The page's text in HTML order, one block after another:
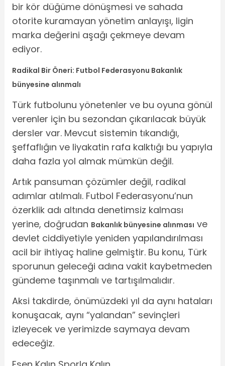
bir kör düğüme dönüşmesi ve sahada
otorite kuramayan yönetim anlayışı, ligin
marka değerini aşağı çekmeye devam
ediyor.
Radikal Bir Öneri: Futbol Federasyonu Bakanlık
bünyesine alınmalı
Türk futbolunu yönetenler ve bu oyuna gönül
verenler için bu sezondan çıkarılacak büyük
dersler var. Mevcut sistemin tıkandığı,
şeffaflığın ve liyakatin rafa kalktığı bu yapıyla
daha fazla yol almak mümkün değil.
Artık pansuman çözümler değil, radikal
adımlar atılmalı. Futbol Federasyonu’nun
özerklik adı altında denetimsiz kalması
yerine, doğrudan Bakanlık bünyesine alınması ve
devlet ciddiyetiyle yeniden yapılandırılması
acil bir ihtiyaç haline gelmiştir. Bu konu, Türk
sporunun geleceği adına vakit kaybetmeden
gündeme taşınmalı ve tartışılmalıdır.
Aksi takdirde, önümüzdeki yıl da aynı hataları
konuşacak, aynı “yalandan” sevinçleri
izleyecek ve yerimizde saymaya devam
edeceğiz.